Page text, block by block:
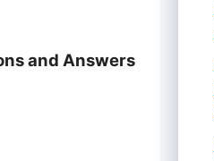
and Answers